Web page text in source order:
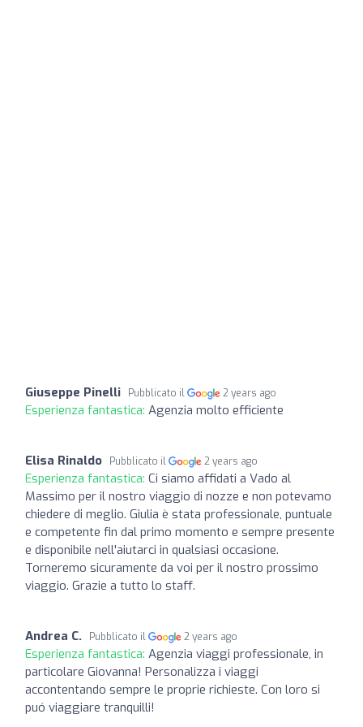
Giuseppe Pinelli Pubblicato il 2 years ago
Esperienza fantastica: Agenzia molto efficiente
Elisa Rinaldo Pubblicato il 2 years ago
Esperienza fantastica: Ci siamo affidati a Vado al
Massimo per il nostro viaggio di nozze e non potevamo
chiedere di meglio. Giulia è stata professionale, puntuale
e competente fin dal primo momento e sempre presente
e disponibile nell'aiutarci in qualsiasi occasione.
Torneremo sicuramente da voi per il nostro prossimo
viaggio. Grazie a tutto lo staff.
Andrea C. Pubblicato il 2 years ago
Esperienza fantastica: Agenzia viaggi professionale, in
particolare Giovanna! Personalizza i viaggi
accontentando sempre le proprie richieste. Con loro si
puó viaggiare tranquilli!